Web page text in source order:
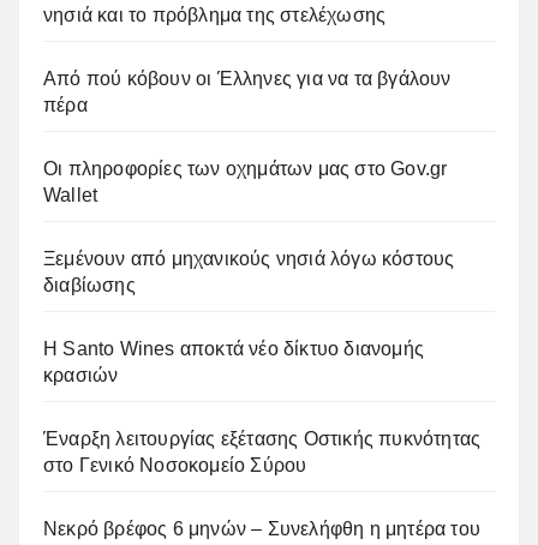
νησιά και το πρόβλημα της στελέχωσης
Από πού κόβουν οι Έλληνες για να τα βγάλουν
πέρα
Οι πληροφορίες των οχημάτων μας στο Gov.gr
Wallet
Ξεμένουν από μηχανικούς νησιά λόγω κόστους
διαβίωσης
Η Santo Wines αποκτά νέο δίκτυο διανομής
κρασιών
Έναρξη λειτουργίας εξέτασης Οστικής πυκνότητας
στο Γενικό Νοσοκομείο Σύρου
Νεκρό βρέφος 6 μηνών – Συνελήφθη η μητέρα του